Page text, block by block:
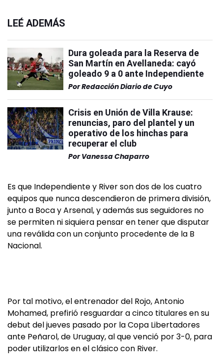
LEÉ ADEMÁS
Dura goleada para la Reserva de
San Martín en Avellaneda: cayó
goleado 9 a 0 ante Independiente
PorRedacción Diario de Cuyo
Crisis en Unión de Villa Krause:
renuncias, paro del plantel y un
operativo de los hinchas para
recuperar el club
Por Vanessa Chaparro
Es que Independiente y River son dos de los cuatro
equipos que nunca descendieron de primera división,
junto a Boca y Arsenal, y además sus seguidores no
se permiten ni siquiera pensar en tener que disputar
una reválida con un conjunto procedente de la B
Nacional.
Por tal motivo, el entrenador del Rojo, Antonio
Mohamed, prefirió resguardar a cinco titulares en su
debut del jueves pasado por la Copa Libertadores
ante Peñarol, de Uruguay, al que venció por 3-0, para
poder utilizarlos en el clásico con River.